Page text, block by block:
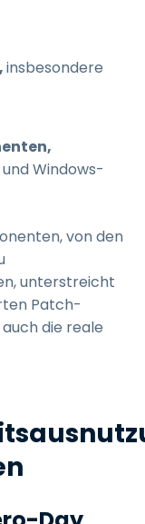
insbesondere
und Windows-
von den
unterstreicht
Patch-
die reale